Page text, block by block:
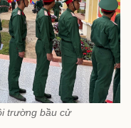
trường bầu cử